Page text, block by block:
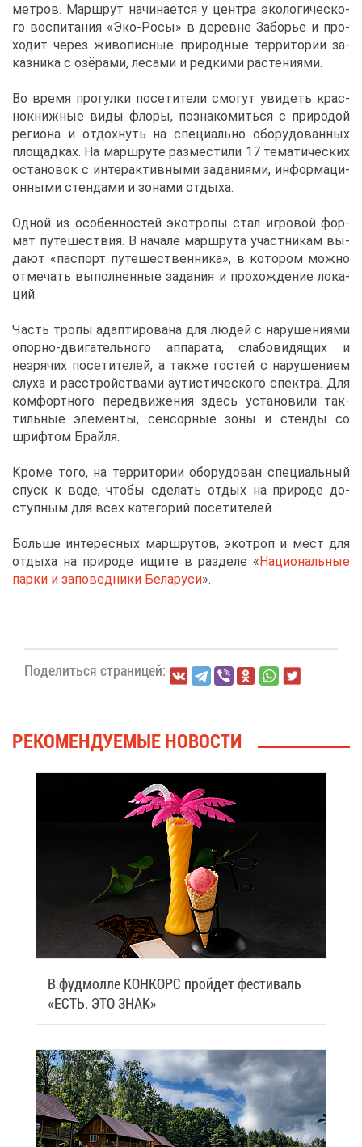
мет­ров. Марш­рут на­чи­на­ет­ся у цен­тра эко­ло­ги­че­ско­
го вос­пи­та­ния «Эко-Ро­сы» в де­ревне За­бо­рье и про­
хо­дит че­рез жи­во­пис­ные при­род­ные тер­ри­то­рии за­
каз­ни­ка с озё­ра­ми, ле­са­ми и ред­ки­ми рас­те­ни­я­ми.
Во вре­мя про­гул­ки по­се­ти­те­ли смо­гут уви­деть крас­
но­книж­ные ви­ды фло­ры, по­зна­ко­мить­ся с при­ро­дой
ре­ги­о­на и от­дох­нуть на спе­ци­аль­но обо­ру­до­ван­ных
пло­щад­ках. На марш­ру­те раз­ме­сти­ли 17 те­ма­ти­че­ских
оста­но­вок с ин­тер­ак­тив­ны­ми за­да­ни­я­ми, ин­фор­ма­ци­
он­ны­ми стен­да­ми и зо­на­ми от­ды­ха.
Од­ной из осо­бен­но­стей эко­тро­пы стал иг­ро­вой фор­
мат пу­те­ше­ствия. В на­ча­ле марш­ру­та участ­ни­кам вы­
да­ют «пас­порт пу­те­ше­ствен­ни­ка», в ко­то­ром мож­но
от­ме­чать вы­пол­нен­ные за­да­ния и про­хож­де­ние ло­ка­
ций.
Часть тро­пы адап­ти­ро­ва­на для лю­дей с на­ру­ше­ни­я­ми
опор­но-дви­га­тель­но­го ап­па­ра­та, сла­бо­ви­дя­щих и
незря­чих по­се­ти­те­лей, а та­к­же го­стей с на­ру­ше­ни­ем
слу­ха и рас­строй­ства­ми аути­сти­че­ско­го спек­тра. Для
ком­форт­но­го пе­ре­дви­же­ния здесь уста­но­ви­ли так­
тиль­ные эле­мен­ты, сен­сор­ные зо­ны и стен­ды со
шриф­том Брай­ля.
Кро­ме то­го, на тер­ри­то­рии обо­ру­до­ван спе­ци­аль­ный
спуск к во­де, что­бы сде­лать от­дых на при­ро­де до­
ступ­ным для всех ка­те­го­рий по­се­ти­те­лей.
Боль­ше ин­те­рес­ных марш­ру­тов, эко­троп и мест для
от­ды­ха на при­ро­де ищи­те в раз­де­ле «На­ци­о­наль­ные
пар­ки и за­по­вед­ни­ки Бе­ла­ру­си».
По­де­лить­ся стра­ни­цей:
РЕ­КО­МЕН­ДУ­Е­МЫЕ НО­ВО­СТИ
В фуд­мол­ле КОН­КОРС прой­дет фе­сти­валь
«ЕСТЬ. ЭТО ЗНАК»